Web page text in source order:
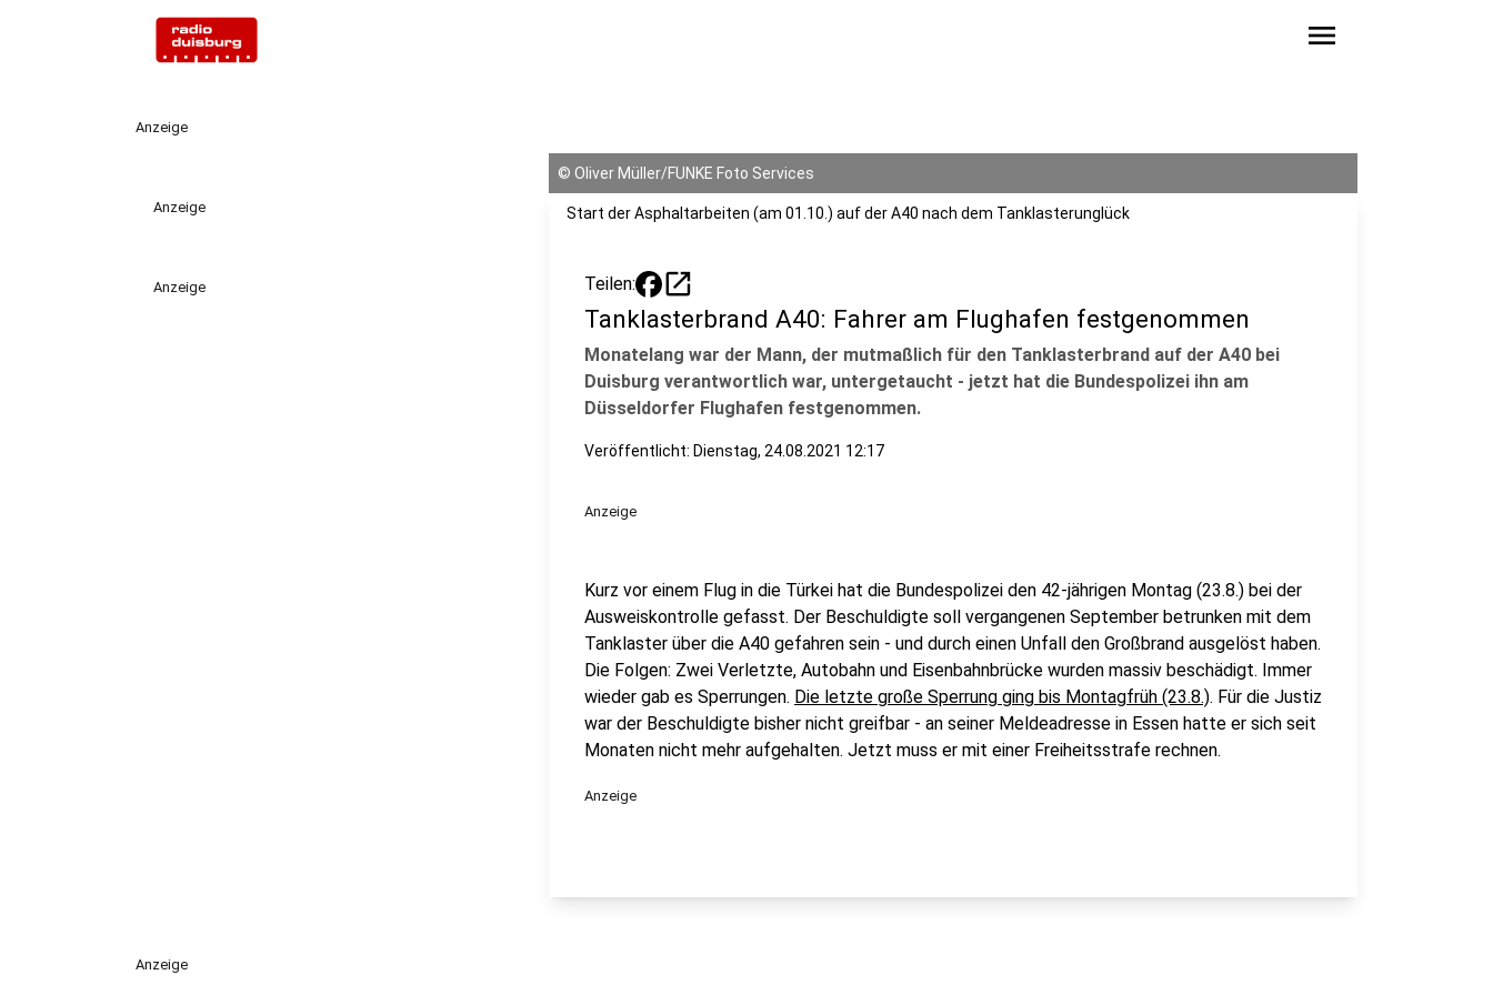
menu
Anzeige
Anzeige
Anzeige
© Oliver Müller/FUNKE Foto Services
Start der Asphaltarbeiten (am 01.10.) auf der A40 nach dem Tanklasterunglück
Teilen: open_in_new
Tanklasterbrand A40: Fahrer am Flughafen festgenommen
Monatelang war der Mann, der mutmaßlich für den Tanklasterbrand auf der A40 bei
Duisburg verantwortlich war, untergetaucht - jetzt hat die Bundespolizei ihn am
Düsseldorfer Flughafen festgenommen.
Veröffentlicht: Dienstag, 24.08.2021 12:17
Anzeige
Kurz vor einem Flug in die Türkei hat die Bundespolizei den 42-jährigen Montag (23.8.) bei der
Ausweiskontrolle gefasst. Der Beschuldigte soll vergangenen September betrunken mit dem
Tanklaster über die A40 gefahren sein - und durch einen Unfall den Großbrand ausgelöst haben.
Die Folgen: Zwei Verletzte, Autobahn und Eisenbahnbrücke wurden massiv beschädigt. Immer
wieder gab es Sperrungen. Die letzte große Sperrung ging bis Montagfrüh (23.8.). Für die Justiz
war der Beschuldigte bisher nicht greifbar - an seiner Meldeadresse in Essen hatte er sich seit
Monaten nicht mehr aufgehalten. Jetzt muss er mit einer Freiheitsstrafe rechnen.
Anzeige
Anzeige